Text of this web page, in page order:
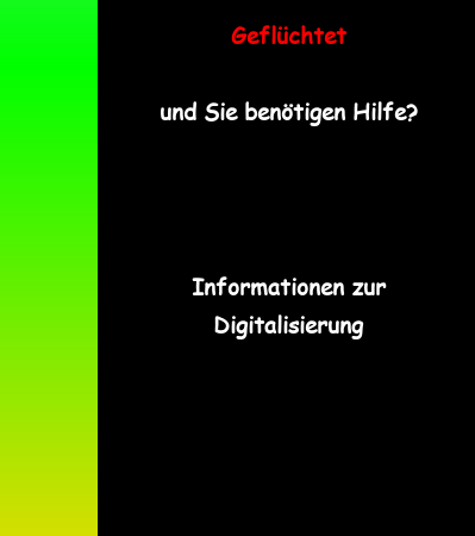
Geflüchtet
und Sie benötigen Hilfe?
Informationen zur
Digitalisierung